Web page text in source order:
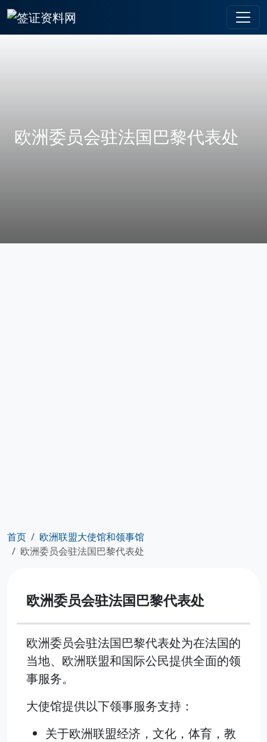
欧洲委员会驻法国巴黎代表处
首页
欧洲联盟大使馆和领事馆
欧洲委员会驻法国巴黎代表处
欧洲委员会驻法国巴黎代表处
欧洲委员会驻法国巴黎代表处为在法国的
当地、欧洲联盟和国际公民提供全面的领
事服务。
大使馆提供以下领事服务支持：
关于欧洲联盟经济，文化，体育，教